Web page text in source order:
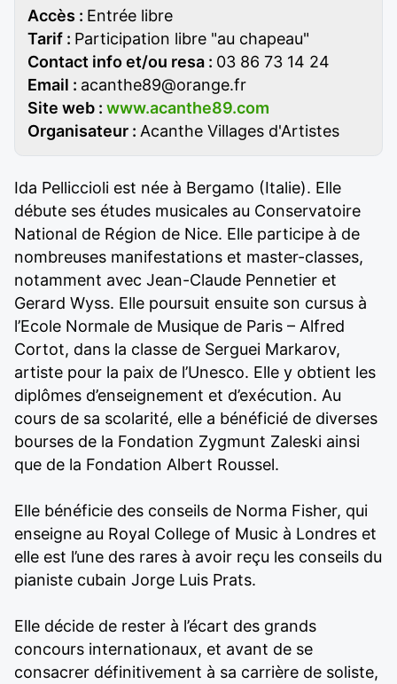
Accès : Entrée libre
Tarif : Participation libre "au chapeau"
Contact info et/ou resa : 03 86 73 14 24
Email : acanthe89@orange.fr
Site web : www.acanthe89.com
Organisateur : Acanthe Villages d'Artistes
Ida Pelliccioli est née à Bergamo (Italie). Elle
débute ses études musicales au Conservatoire
National de Région de Nice. Elle participe à de
nombreuses manifestations et master-classes,
notamment avec Jean-Claude Pennetier et
Gerard Wyss. Elle poursuit ensuite son cursus à
l’Ecole Normale de Musique de Paris – Alfred
Cortot, dans la classe de Serguei Markarov,
artiste pour la paix de l’Unesco. Elle y obtient les
diplômes d’enseignement et d’exécution. Au
cours de sa scolarité, elle a bénéficié de diverses
bourses de la Fondation Zygmunt Zaleski ainsi
que de la Fondation Albert Roussel.
Elle bénéficie des conseils de Norma Fisher, qui
enseigne au Royal College of Music à Londres et
elle est l’une des rares à avoir reçu les conseils du
pianiste cubain Jorge Luis Prats.
Elle décide de rester à l’écart des grands
concours internationaux, et avant de se
consacrer définitivement à sa carrière de soliste,